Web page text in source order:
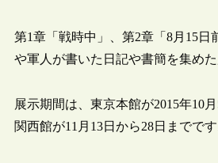
第1章「戦時中」、第2章「8月15
や軍人が書いた日記や書簡を集めた
展示期間は、東京本館が2015年10
関西館が11月13日から28日までです